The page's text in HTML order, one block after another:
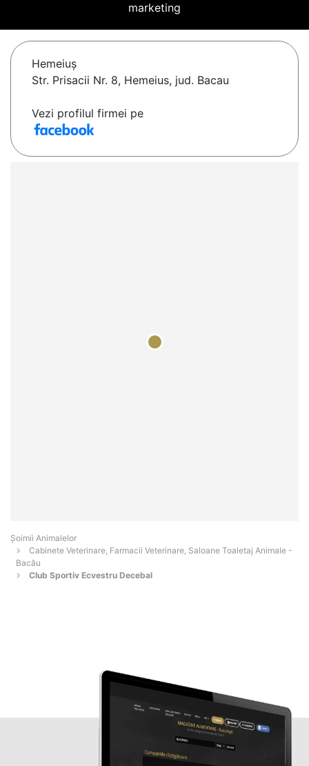
marketing
Hemeiuş
Str. Prisacii Nr. 8, Hemeius, jud. Bacau
Vezi profilul firmei pe
Şoimii Animalelor
Cabinete Veterinare, Farmacii Veterinare, Saloane Toaletaj Animale -
Bacău
Club Sportiv Ecvestru Decebal